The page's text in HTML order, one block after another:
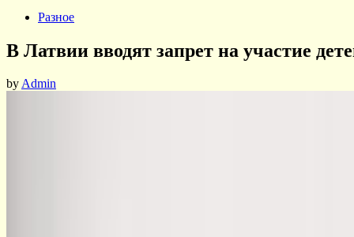
PostedРазное
В Латвии вводят запрет на участие
byAdmin